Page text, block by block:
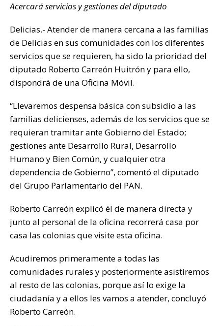
at
s
A
p
p
c
e
b
o
o
k
it
te
r
p
y
Li
n
k
m
p
ar
ti
r
Acercará servicios y gestiones del diputado
Delicias.- Atender de manera cercana a las familias
de Delicias en sus comunidades con los diferentes
servicios que se requieren, ha sido la prioridad del
diputado Roberto Carreón Huitrón y para ello,
dispondrá de una Oficina Móvil.
“Llevaremos despensa básica con subsidio a las
familias delicienses, además de los servicios que se
requieran tramitar ante Gobierno del Estado;
gestiones ante Desarrollo Rural, Desarrollo
Humano y Bien Común, y cualquier otra
dependencia de Gobierno”, comentó el diputado
del Grupo Parlamentario del PAN.
Roberto Carreón explicó él de manera directa y
junto al personal de la oficina recorrerá casa por
casa las colonias que visite esta oficina.
Acudiremos primeramente a todas las
comunidades rurales y posteriormente asistiremos
al resto de las colonias, porque así lo exige la
ciudadanía y a ellos les vamos a atender, concluyó
Roberto Carreón.